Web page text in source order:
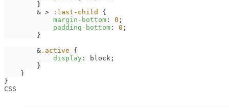
        }
        & >
:last-child
{
margin-bottom : 0 ;
padding-bottom : 0 ;
        }
        &
.active {
display : block;
        }
    }
}
CSS